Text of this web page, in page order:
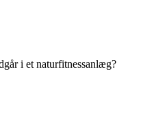
i et naturfitnessanlæg?